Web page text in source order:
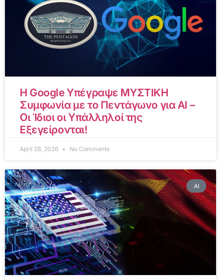
Η Google Υπέγραψε ΜΥΣΤΙΚΗ
Συμφωνία με το Πεντάγωνο για AI –
Οι Ίδιοι οι Υπάλληλοί της
Εξεγείρονται!
April 28, 2026 No Comments
AI